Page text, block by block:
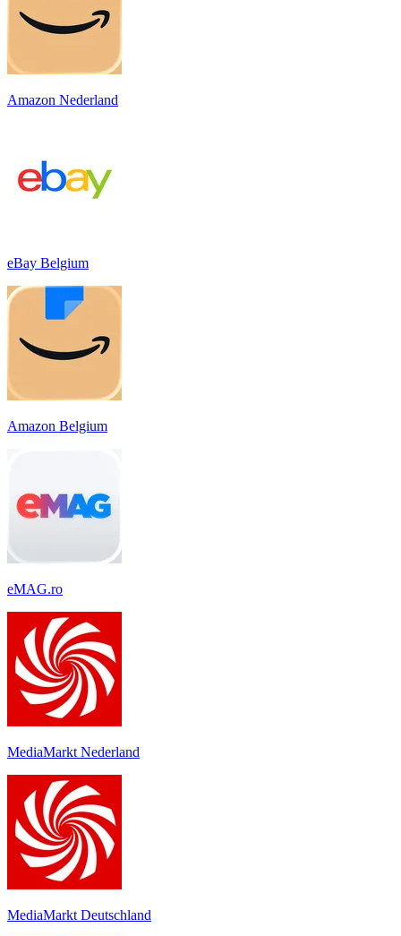
Amazon Nederland
eBay Belgium
Amazon Belgium
eMAG.ro
MediaMarkt Nederland
MediaMarkt Deutschland